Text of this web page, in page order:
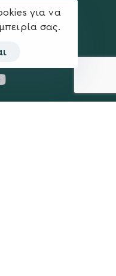
για να
σας.